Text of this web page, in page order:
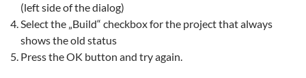
(left side of the dialog)
Select the „Build“ checkbox for the project that always
shows the old status
Press the OK button and try again.